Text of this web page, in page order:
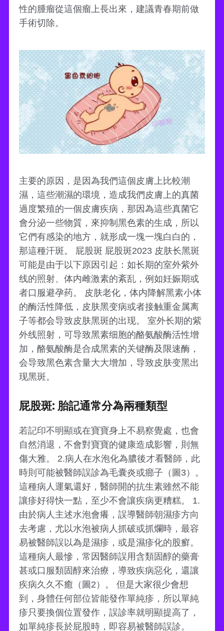
性的腫瘤從這個瘤上長出來，建議青春期前做
手術切除。
主要的原因，是因為我們這個皮膚上比較潮
濕，這些潮濕的環境，造成我們皮膚上的真菌
過度繁殖的一個皮膚疾病，那因為這些真菌它
會分泌一些物質，來抑制黑色素的生成，所以
它們有感染的地方，就形成一塊一塊白白的，
那這種汗斑。 屁股斑 屁股斑2023 皮肤长黑斑
可能是由于以下原因引起：如长期的室外紫外
线的照射、体内雌激素的紊乱，例如妊娠期或
者口服避孕药。 皮肤老化，体内降解黑素小体
的酶活性降低，皮肤黑变病或者接触重金属离
子等都会导致皮肤黑斑的出现。 室外长期的紫
外线照射，可导致黑素细胞的酪氨酸酶活性增
加，酪氨酸酶是合成黑素的关键酶及限速酶，
会导致黑色素含量大大增加，导致皮肤变黑出
现黑斑。
屁股斑: 胎記通常分為兩種類型
若記印不明顯或在寶寶身上不易察覺處，也會
自然消退，不會對寶寶的健康造成影響，則無
傷大雅。 2.病人在水泡化為膿後才看醫師，此
時則可能被醫師誤診為毛囊炎或癤子（圖3）。
這種病人運氣還好，醫師開的抗生素雖然不能
讓疹好得快一點，至少不會讓疾病更糟糕。 1.
由於病人主述水泡會癢，誤導醫師朝濕疹方向
去考慮，尤以水泡被病人抓破或抓爛時，最容
易被醫師誤以為是濕疹，或是濕疹化的股癬。
這種病人最慘，常因醫師誤用含類固醇的藥膏
甚或口服類固醇來治療，導致疾病惡化，還讓
疾病久久不癒（圖2）。 但是大家很少會想
到，身體任何部位皆能發作單純疹，所以單純
疹只要換個位置發作，誤診率就明顯提高了，
如單純疹長於屁股時，即容易被醫師誤診。